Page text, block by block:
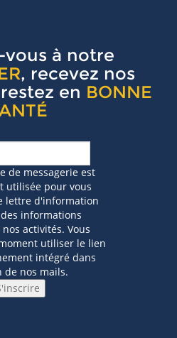
vous à notre
, recevez nos
en BONNE
de messagerie est
utilisée pour vous
lettre d'information
informations
activités. Vous
utiliser le lien
intégré dans
de nos mails.